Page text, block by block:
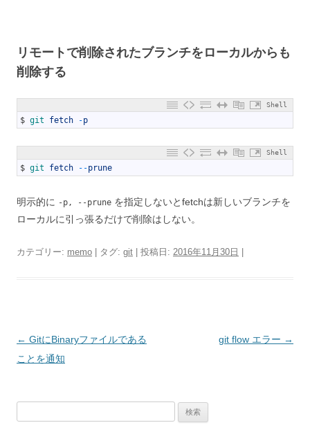
リモートで削除されたブランチをローカルからも
削除する
Shell
$ git fetch -p
Shell
$ git fetch --prune
明示的に -p, --prune を指定しないとfetchは新しいブランチを
ローカルに引っ張るだけで削除はしない。
カテゴリー: memo | タグ: git | 投稿日: 2016年11月30日
投
稿
← GitにBinaryファイルである
ことを通知
git flow エラー →